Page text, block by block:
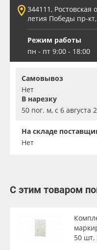
344111, Ростовская
летия Победы пр-
Режим работы
пн - пт 9:00 - 18:00
Самовывоз
Нет
В нарезку
50 пог. м, с 6 августа
На складе
Нет
С этим товаром
50 шт,